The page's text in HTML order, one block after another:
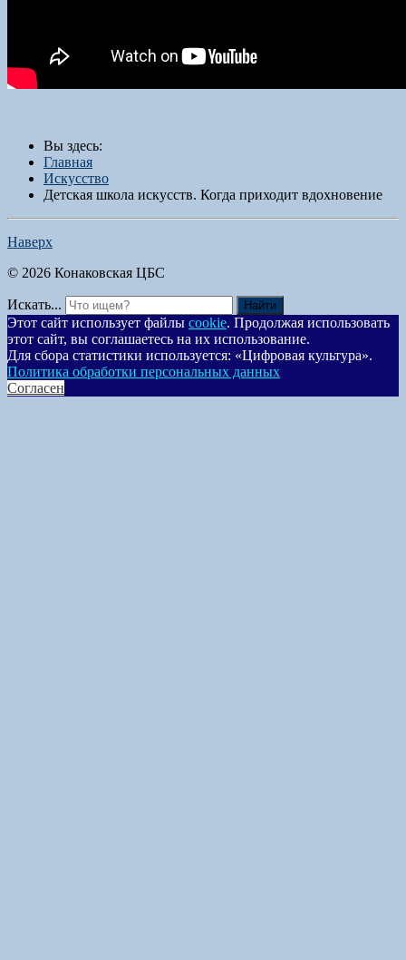
Вы здесь:
Главная
Искусство
Детская школа искусств. Когда приходит вдохновение
Наверх
© 2026 Конаковская ЦБС
Искать... Найти
Этот сайт использует файлы cookie. Продолжая использовать
этот сайт, вы соглашаетесь на их использование.
Для сбора статистики используется: «Цифровая культура».
Политика обработки персональных данных
Согласен